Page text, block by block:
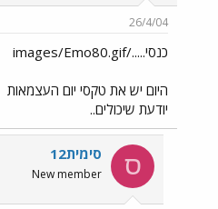
26/4/04
כנסי...../images/Emo80.gif
היום יש את טקסי יום העצמאות
יודעת שיכולים..
ס סימית12
New member